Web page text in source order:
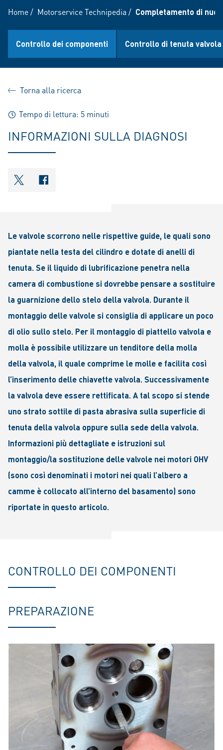
Home/ Motorservice Technipedia / Completamento di
Controllo dei componenti Controllo di tenuta valvola
Torna alla ricerca
Tempo di lettura: 5 minuti
INFORMAZIONI SULLA DIAGNOSI
shareOntwitter
shareOnfacebook
Le valvole scorrono nelle rispettive guide, le quali sono
piantate nella testa del cilindro e dotate di anelli di
tenuta. Se il liquido di lubrificazione penetra nella
camera di combustione si dovrebbe pensare a sostituire
la guarnizione dello stelo della valvola. Durante il
montaggio delle valvole si consiglia di applicare un poco
di olio sullo stelo. Per il montaggio di piattello valvola e
molla è possibile utilizzare un tenditore della molla
della valvola, il quale comprime le molle e facilita così
l’inserimento delle chiavette valvola. Successivamente
la valvola deve essere rettificata. A tal scopo si stende
uno strato sottile di pasta abrasiva sulla superficie di
tenuta della valvola oppure sulla sede della valvola.
Informazioni più dettagliate e istruzioni sul
montaggio/la sostituzione delle valvole nei motori OHV
(sono così denominati i motori nei quali l’albero a
camme è collocato all’interno del basamento) sono
riportate in questo articolo.
CONTROLLO DEI COMPONENTI
PREPARAZIONE